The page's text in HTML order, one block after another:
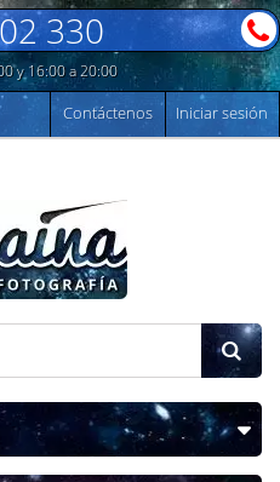
330
y 16:00 a 20:00
Iniciar sesión
Contáctenos